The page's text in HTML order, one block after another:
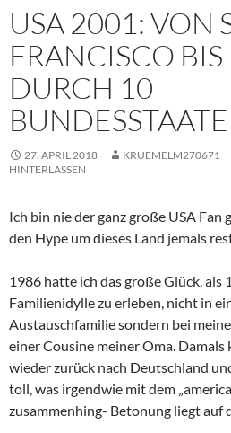
USA 2001: VON
FRANCISCO
DURCH 10
27. APRIL 2018 KRUEMELM270671
HINTERLASSEN
Ich bin nie der ganz große USA Fan
den Hype um dieses Land jemals
1986 hatte ich das große Glück, als
Familienidylle zu erleben, nicht in
Austauschfamilie sondern bei
einer Cousine meiner Oma.
wieder zurück nach Deutschland
toll, was irgendwie mit dem
zusammenhing- Betonung liegt auf